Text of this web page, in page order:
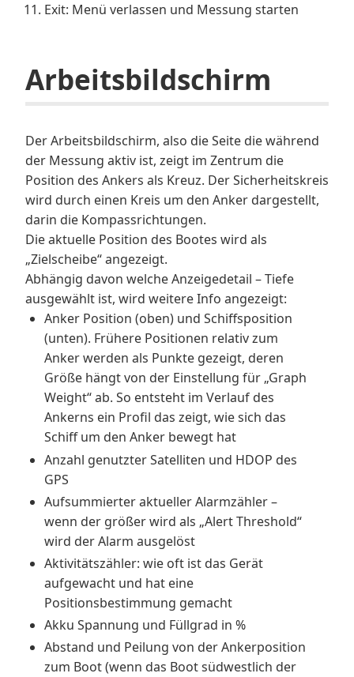
Exit: Menü verlassen und Messung starten
Arbeitsbildschirm
Der Arbeitsbildschirm, also die Seite die während
der Messung aktiv ist, zeigt im Zentrum die
Position des Ankers als Kreuz. Der Sicherheitskreis
wird durch einen Kreis um den Anker dargestellt,
darin die Kompassrichtungen.
Die aktuelle Position des Bootes wird als
„Zielscheibe“ angezeigt.
Abhängig davon welche Anzeigedetail – Tiefe
ausgewählt ist, wird weitere Info angezeigt:
Anker Position (oben) und Schiffsposition
(unten). Frühere Positionen relativ zum
Anker werden als Punkte gezeigt, deren
Größe hängt von der Einstellung für „Graph
Weight“ ab. So entsteht im Verlauf des
Ankerns ein Profil das zeigt, wie sich das
Schiff um den Anker bewegt hat
Anzahl genutzter Satelliten und HDOP des
GPS
Aufsummierter aktueller Alarmzähler –
wenn der größer wird als „Alert Threshold“
wird der Alarm ausgelöst
Aktivitätszähler: wie oft ist das Gerät
aufgewacht und hat eine
Positionsbestimmung gemacht
Akku Spannung und Füllgrad in %
Abstand und Peilung von der Ankerposition
zum Boot (wenn das Boot südwestlich der